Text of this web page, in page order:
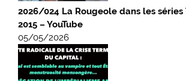
2026/024 La Rougeole dans les séries
2015 – YouTube
05/05/2026